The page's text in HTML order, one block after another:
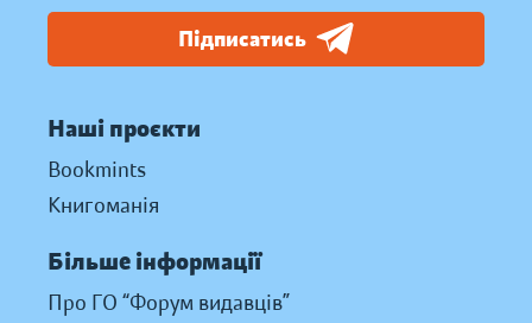
Підписатись
Наші проєкти
Bookmints
Книгоманія
Більше інформації
Про ГО “Форум видавців”